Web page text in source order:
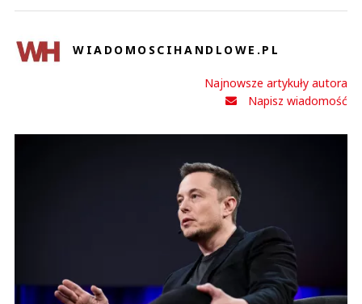
WIADOMOSCIHANDLOWE.PL
Najnowsze artykuły autora
Napisz wiadomość